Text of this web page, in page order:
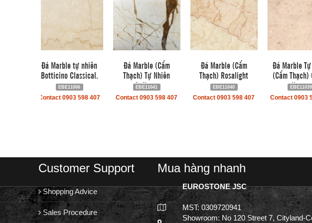
Đá Marble tự nhiên
Botticino Classical.
EBE11006
Contact 0903 598 407
Đá Marble (Cẩm
Thạch) Tự Nhiên
Sofitan.
EBE11041
Contact 0903 598 407
Đá Marble (Cẩm
Thạch) Rosalight
EBE11040
Contact 0903 598 407
Đá Marble
(Cẩm Thạch)
Nouva.
EBE11039
Contact 0903
Customer Support
Shopping Advice
Sales Procedure
Mua hàng nhanh
EUROSTONE JSC
MST: 0309720941
Showroom: No 120 Street 7, Cityland-